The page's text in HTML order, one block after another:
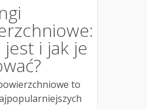
i jak je
to